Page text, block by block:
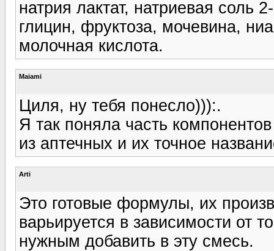
натрия лактат, натриевая соль
глицин, фруктоза, мочевина,
молочная кислота.
Maiami
Циля, ну тебя понесло))):.
Я так поняла часть
из аптечных и их точное
Arti
Это готовые формулы, их
варьируется в зависимости от
нужным добавить в эту смесь.